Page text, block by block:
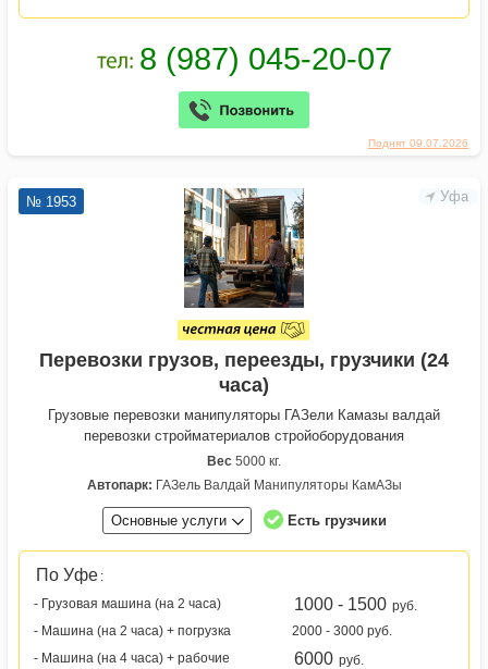
Поднят 09.07.2026
Уфа
№ 1953
Перевозки грузов, переезды, грузчики (24
часа)
Грузовые перевозки манипуляторы ГАЗели Камазы валдай
перевозки стройматериалов стройоборудования
Вес 5000 кг.
Автопарк: ГАЗель Валдай Манипуляторы КамАЗы
Основные услуги Есть грузчики
По Уфе :
- Грузовая машина (на 2 часа)
1000 - 1500 руб.
- Машина (на 2 часа) + погрузка
2000 - 3000 руб.
- Машина (на 4 часа) + рабочие
6000 руб.